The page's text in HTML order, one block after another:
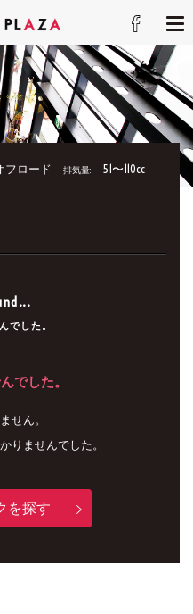
フロード 排気量: 51〜110cc
でした。
でした。
せん。
りませんでした。
を探す